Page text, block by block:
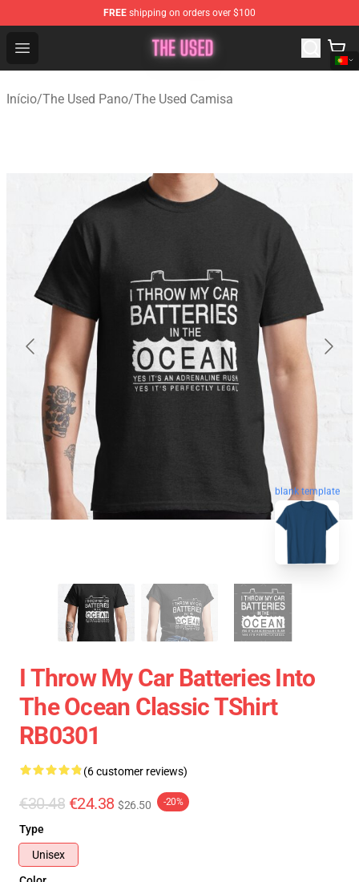
FREE shipping on orders over $100
Open menu
The Used Store - Official The Used Merchandise Shop
Início/The Used Pano/The Used Camisa
blank template
I Throw My Car Batteries Into
The Ocean Classic TShirt
RB0301
(6 customer reviews)
€30.48 €24.38 $26.50 -20%
Type
Unisex